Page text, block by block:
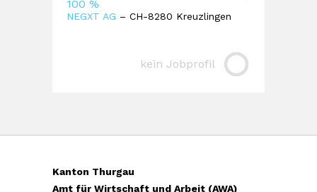
100 %
NEGXT AG – CH-8280 Kreuzlingen
kein Jobprofil
Kanton Thurgau
Amt für Wirtschaft und Arbeit (AWA)